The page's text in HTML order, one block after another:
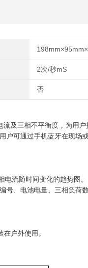
2次/秒mS
否
及三相不平衡度，为用
可通过手机蓝牙在现场
电流随时间变化的趋势图 。
号、电池电量、 三相负荷数
户外使用。